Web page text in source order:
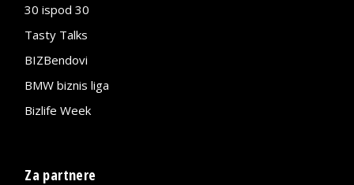
30 ispod 30
Tasty Talks
BIZBendovi
BMW biznis liga
Bizlife Week
Za partnere